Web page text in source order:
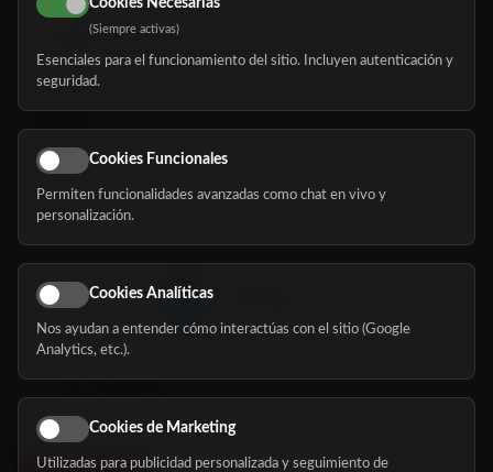
hola@mundomayor.com
Buscador de residencias
Eventos
Nosotros
Síguenos
Cookies Necesarias
(Siempre activas)
Esenciales para el funcionamiento del sitio. Incluyen autenticación y
seguridad.
Cookies Funcionales
Permiten funcionalidades avanzadas como chat en vivo y
personalización.
Cookies Analíticas
Nos ayudan a entender cómo interactúas con el sitio (Google
Analytics, etc.).
Cookies de Marketing
Utilizadas para publicidad personalizada y seguimiento de